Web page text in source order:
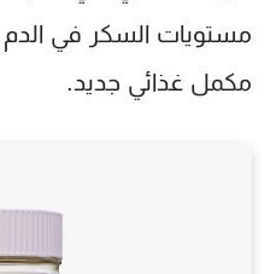
مستويات السكر في الدم
مكمل غذائي جديد.